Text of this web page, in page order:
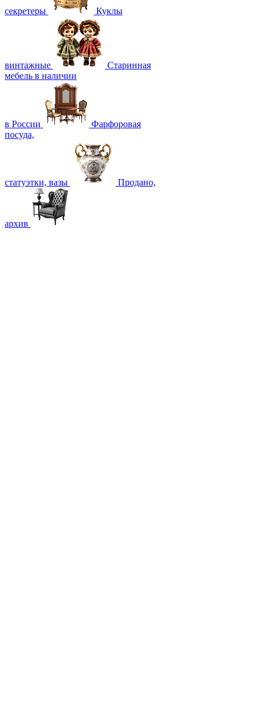
секретеры Куклы
винтажные
Старинная
мебель в наличии
в России
Фарфоровая
посуда,
статуэтки, вазы Продано,
архив